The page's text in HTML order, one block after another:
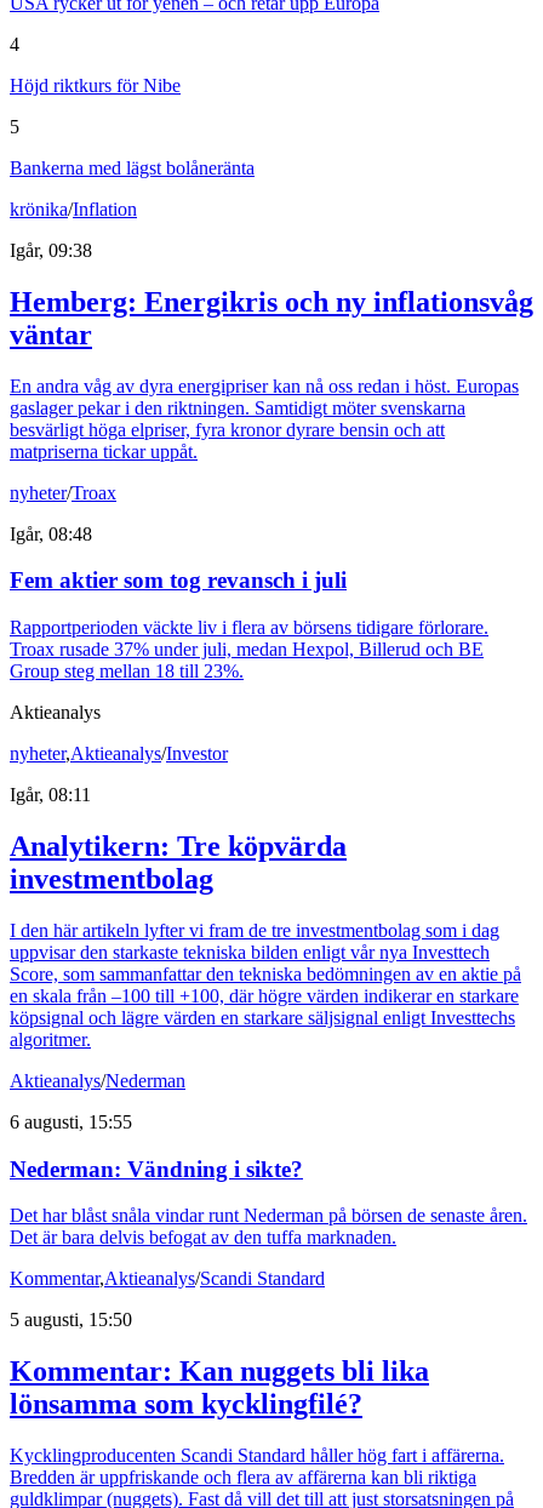
4
Höjd riktkurs för Nibe
5
Bankerna med lägst bolåneränta
krönika/Inflation
Igår, 09:38
Hemberg: Energikris och ny inflationsvåg
väntar
En andra våg av dyra energipriser kan nå oss redan i höst. Europas
gaslager pekar i den riktningen. Samtidigt möter svenskarna
besvärligt höga elpriser, fyra kronor dyrare bensin och att
matpriserna tickar uppåt.
nyheter/Troax
Igår, 08:48
Fem aktier som tog revansch i juli
Rapportperioden väckte liv i flera av börsens tidigare förlorare.
Troax rusade 37% under juli, medan Hexpol, Billerud och BE
Group steg mellan 18 till 23%.
Aktieanalys
nyheter,Aktieanalys/Investor
Igår, 08:11
Analytikern: Tre köpvärda
investmentbolag
I den här artikeln lyfter vi fram de tre investmentbolag som i dag
uppvisar den starkaste tekniska bilden enligt vår nya Investtech
Score, som sammanfattar den tekniska bedömningen av en aktie på
en skala från –100 till +100, där högre värden indikerar en starkare
köpsignal och lägre värden en starkare säljsignal enligt Investtechs
algoritmer.
Aktieanalys/Nederman
6 augusti, 15:55
Nederman: Vändning i sikte?
Det har blåst snåla vindar runt Nederman på börsen de senaste åren.
Det är bara delvis befogat av den tuffa marknaden.
Kommentar,Aktieanalys/Scandi Standard
5 augusti, 15:50
Kommentar: Kan nuggets bli lika
lönsamma som kycklingfilé?
Kycklingproducenten Scandi Standard håller hög fart i affärerna.
Bredden är uppfriskande och flera av affärerna kan bli riktiga
guldklimpar (nuggets). Fast då vill det till att just storsatsningen på